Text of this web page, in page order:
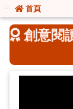
::: 首頁
創意閱